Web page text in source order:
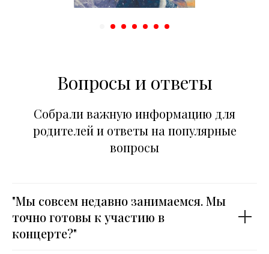
Вопросы и ответы
Собрали важную информацию для
родителей и ответы на популярные
вопросы
"Мы совсем недавно занимаемся. Мы
точно готовы к участию в
концерте?"